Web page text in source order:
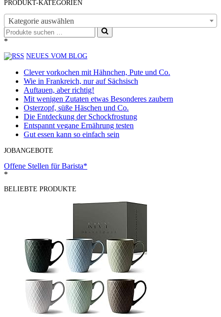
PRODUKT-KATEGORIEN
Kategorie auswählen
Suchen
nach …
*
NEUES VOM BLOG
Clever vorkochen mit Hähnchen, Pute und Co.
Wie in Frankreich, nur auf Sächsisch
Auftauen, aber richtig!
Mit wenigen Zutaten etwas Besonderes zaubern
Osterzopf, süße Häschen und Co.
Die Entdeckung der Schockfrostung
Entspannt vegane Ernährung testen
Gut essen kann so einfach sein
JOBANGEBOTE
Offene Stellen für Barista*
*
BELIEBTE PRODUKTE